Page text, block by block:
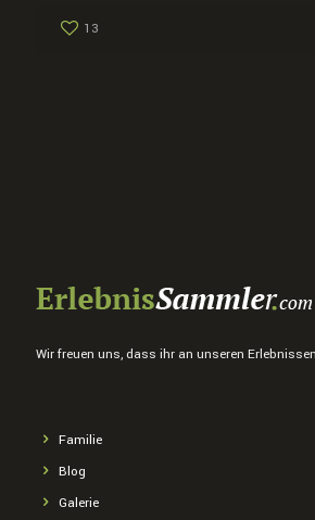
13
Wir freuen uns, dass ihr an unseren
Familie
Blog
Galerie